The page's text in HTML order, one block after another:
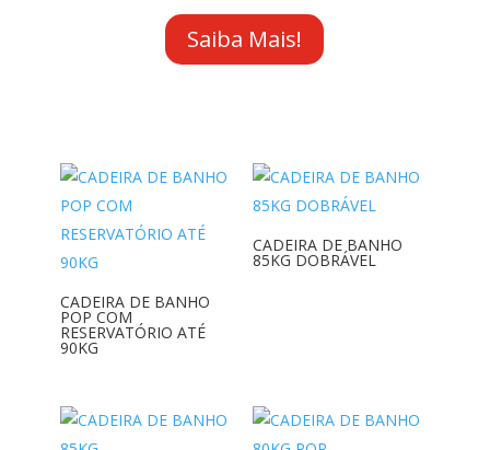
Saiba Mais!
CADEIRA DE BANHO
POP COM
RESERVATÓRIO ATÉ
90KG
CADEIRA DE BANHO
85KG DOBRÁVEL